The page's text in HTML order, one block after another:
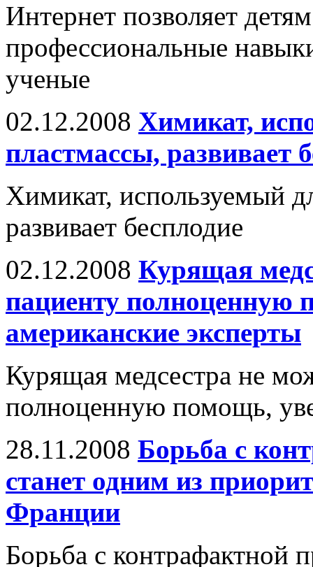
Интернет позволяет
профессиональные
ученые
02.12.2008 Химикат,
пластмассы, развивает
Химикат, используемый
развивает бесплодие
02.12.2008 Курящая
пациенту полноценную
американские эксперты
Курящая медсестра не
полноценную помощь,
28.11.2008 Борьба с
станет одним из
Франции
Борьба с контрафактной